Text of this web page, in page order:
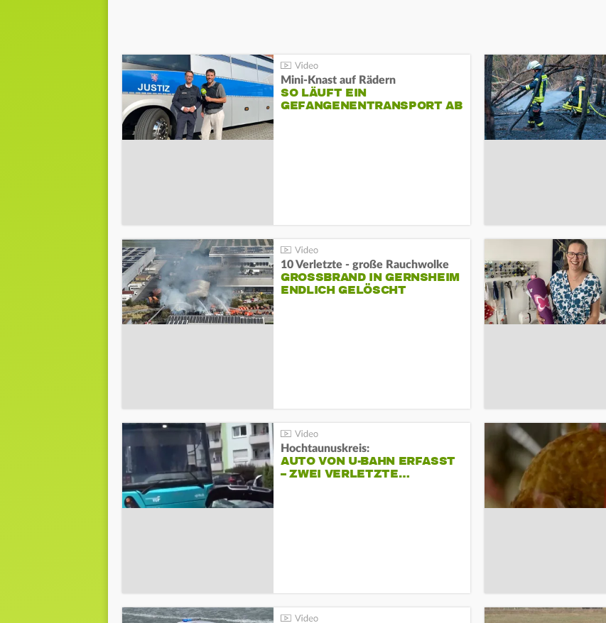
Mini-Knast auf Rädern
SO LÄUFT EIN
GEFANGENENTRANSPORT AB
10 Verletzte - große Rauchwolke
GROSSBRAND IN GERNSHEIM E
NDLICH GELÖSCHT
Hochtaunuskreis:
AUTO VON U-BAHN ERFASST
– ZWEI VERLETZTE…